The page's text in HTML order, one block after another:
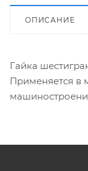
ОПИСАНИЕ
Гайка
Применяется в